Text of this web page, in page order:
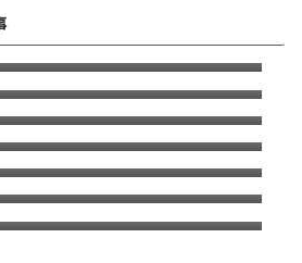
源入れるとBIOS／
出る
トパソコンの部品を探す方
ルレンズ
CF-FV1 CF-FV4 コネク
アップ後 ＠（アットマー
7020 SFF Office
インストール版 マイクロ
無し
レッツノートのテスト
確認
のデータファイル削除エ